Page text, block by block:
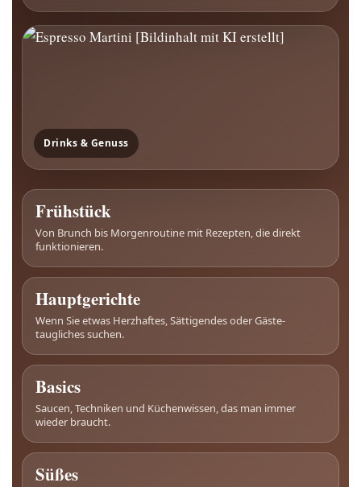
Drinks & Genuss
Frühstück
Von Brunch bis Morgenroutine mit Rezepten, die direkt
funktionieren.
Hauptgerichte
Wenn Sie etwas Herzhaftes, Sättigendes oder Gäste-
taugliches suchen.
Basics
Saucen, Techniken und Küchenwissen, das man immer
wieder braucht.
Süßes